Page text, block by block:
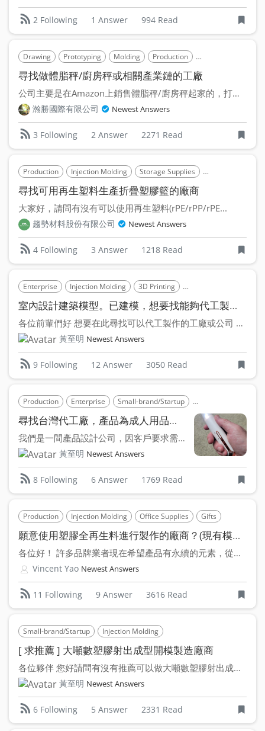
2 Following 1 Answer 994 Read
Drawing Prototyping Molding Production Post-Process
尋找做體脂秤/廚房秤或相關產業鏈的工廠
公司主要是在Amazon上銷售體脂秤/廚房秤起家的，打算移...
瀚勝國際有限公司 Newest Answers
3 Following 2 Answer 2271 Read
Production Injection Molding Storage Supplies Polyethylene (PE)
尋找可用再生塑料生產折疊塑膠籃的廠商
大家好，請問有沒有可以使用再生塑料(rPE/rPP/rPE...
趨勢材料股份有限公司 Newest Answers
4 Following 3 Answer 1218 Read
Enterprise Injection Molding 3D Printing Design House
室內設計建築模型。已建模，想要找能夠代工製作的廠商
各位前輩們好 想要在此尋找可以代工製作的工廠或公司 2...
黃至明 Newest Answers
9 Following 12 Answer 3050 Read
Production Enterprise Small-brand/Startup Injection Molding
尋找台灣代工廠，產品為成人用品及電動剃毛刀
我們是一間產品設計公司，因客戶要求需要將產品生產由大陸轉到...
黃至明 Newest Answers
8 Following 6 Answer 1769 Read
Production Injection Molding Office Supplies Gifts
願意使用塑膠全再生料進行製作的廠商？(現有模具？)
各位好！ 許多品牌業者現在希望產品有永續的元素，從一些周...
Vincent Yao Newest Answers
11 Following 9 Answer 3616 Read
Small-brand/Startup Injection Molding
[ 求推薦 ] 大噸數塑膠射出成型開模製造廠商
各位夥伴 您好請問有沒有推薦可以做大噸數塑膠射出成型與開模的...
黃至明 Newest Answers
6 Following 5 Answer 2331 Read